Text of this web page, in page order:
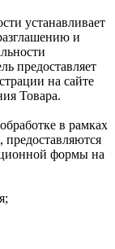
устанавливает
и
предоставляет
на сайте
Товара.
в рамках
формы на